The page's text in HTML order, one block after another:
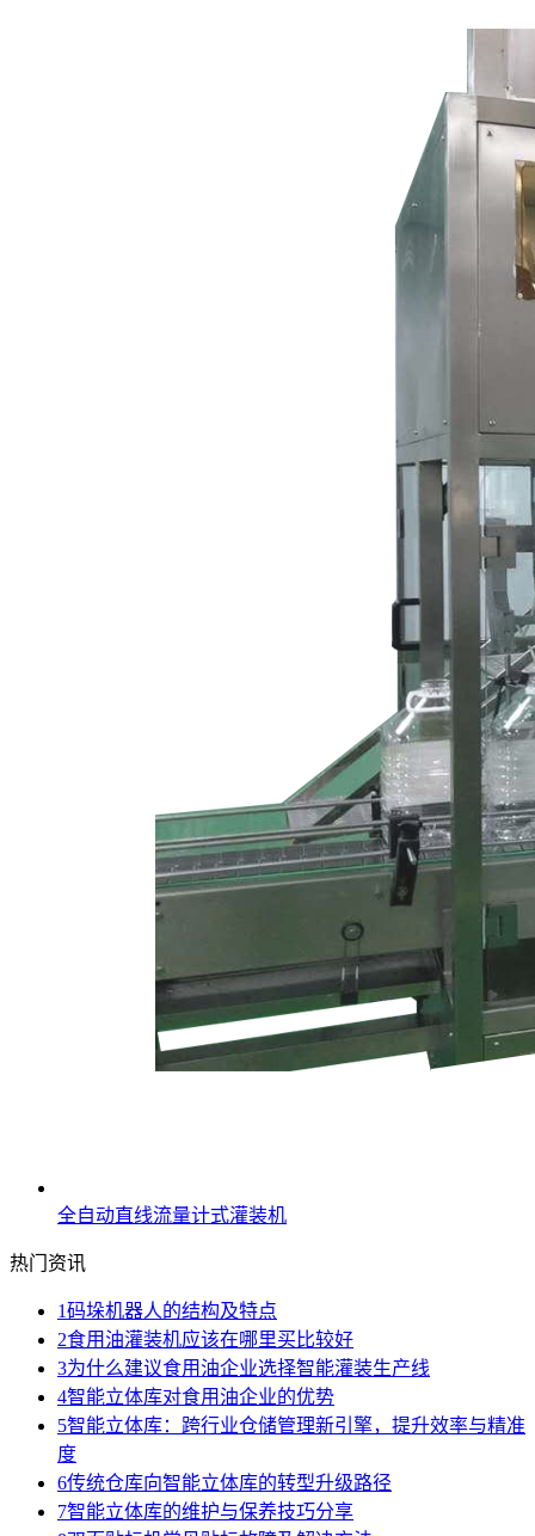
全自动直线流量计式灌装机
热门资讯
1码垛机器人的结构及特点
2食用油灌装机应该在哪里买比较好
3为什么建议食用油企业选择智能灌装生产线
4智能立体库对食用油企业的优势
5智能立体库：跨行业仓储管理新引擎，提升效率与精准
度
6传统仓库向智能立体库的转型升级路径
7智能立体库的维护与保养技巧分享